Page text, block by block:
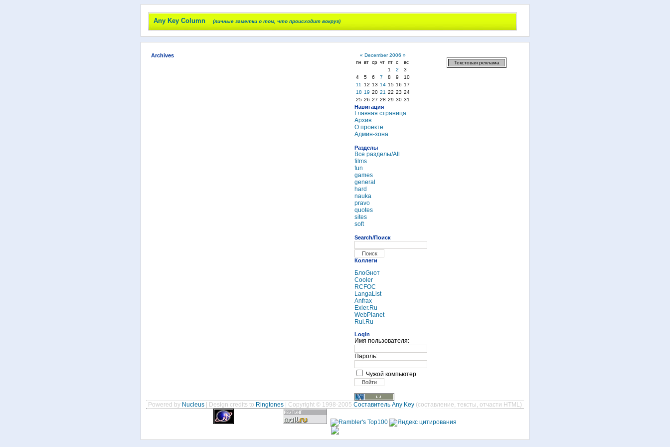
Any Key Column (личные заметки о том, что происходит вокруг)
Archives « December 2006 »
пн вт ср чт пт с
вс
1
2
3
4
5 6 7 8 9
10
11
12 13 14 15 16 17
18 19 20 21 22 23 24
25 26 27 28 29 30 31
Навигация
Главная страница
Архив
О проекте
Админ-зона
Разделы
Все разделы/All
films
fun
games
general
hard
nauka
pravo
quotes
sites
soft
Search/Поиск
Коллеги
БлоGнот
Cooler
RCFOC
LangaList
Anfrax
Exler.Ru
WebPlanet
Rul.Ru
Login
Имя пользователя:
Пароль:
Чужой компьютер
Текстовая реклама
Powered by Nucleus | Design credits to Ringtones | Copyright © 1998-2005 Составитель Any Key (составление, тексты, отчасти HTML)